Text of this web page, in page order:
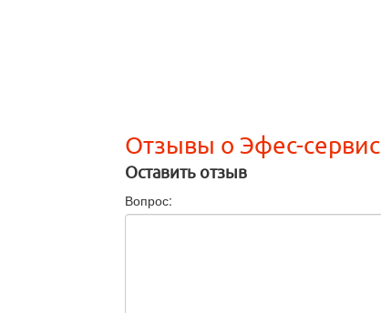
Отзывы о Эфес-сервис
Оставить отзыв
Вопрос: